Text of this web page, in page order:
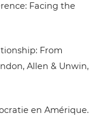
Facing the
From
Allen & Unwin,
en Amérique.